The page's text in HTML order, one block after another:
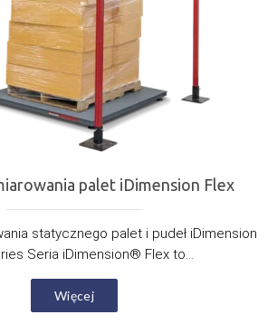
palet iDimension Flex
statycznego palet i pudeł iDimension
Seria iDimension® Flex to...
Więcej